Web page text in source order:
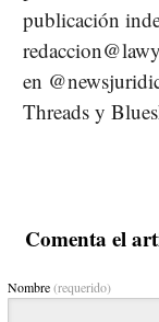
publicación
en
Threads y
Comenta el
Nombre(requerido)